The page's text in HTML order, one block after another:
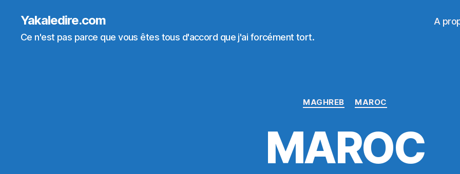
Yakaledire.com
Ce n'est pas parce que vous êtes tous d'accord que j'ai forcément tort.
A
Catégories
MAGHREB MAROC
MAROC